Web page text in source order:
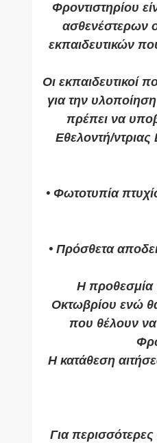
Φροντιστηρίου
ασθενέστερων
εκπαιδευτικών
Οι εκπαιδευτικοί
για την
πρέπει να
Εθελοντή/
• Φωτοτυπία
• Πρόσθετα
Η προθεσμία
Οκτωβρίου ενώ
που θέλουν
Η κατάθεση
Για